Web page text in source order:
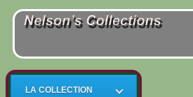
LA COLLECTION